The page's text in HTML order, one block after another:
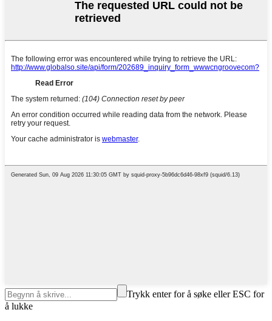
Trykk enter for å søke eller ESC for
å lukke